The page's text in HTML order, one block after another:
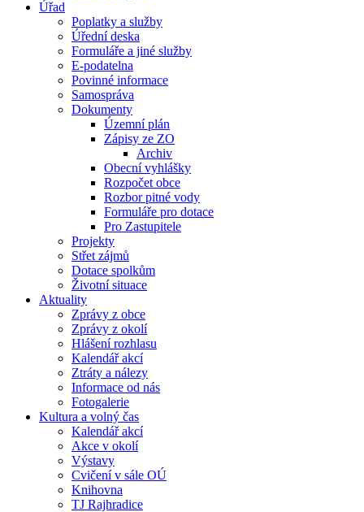
Úřad
Poplatky a služby
Úřední deska
Formuláře a jiné služby
E-podatelna
Povinné informace
Samospráva
Dokumenty
Územní plán
Zápisy ze ZO
Archiv
Obecní vyhlášky
Rozpočet obce
Rozbor pitné vody
Formuláře pro dotace
Pro Zastupitele
Projekty
Střet zájmů
Dotace spolkům
Životní situace
Aktuality
Zprávy z obce
Zprávy z okolí
Hlášení rozhlasu
Kalendář akcí
Ztráty a nálezy
Informace od nás
Fotogalerie
Kultura a volný čas
Kalendář akcí
Akce v okolí
Výstavy
Cvičení v sále OÚ
Knihovna
TJ Rajhradice